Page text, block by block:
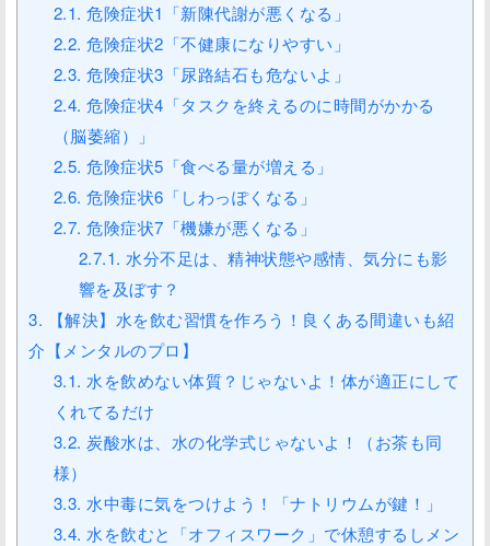
2.1. 危険症状1「新陳代謝が悪くなる」
2.2. 危険症状2「不健康になりやすい」
2.3. 危険症状3「尿路結石も危ないよ」
2.4. 危険症状4「タスクを終えるのに時間がかかる
（脳萎縮）」
2.5. 危険症状5「食べる量が増える」
2.6. 危険症状6「しわっぽくなる」
2.7. 危険症状7「機嫌が悪くなる」
2.7.1. 水分不足は、精神状態や感情、気分にも影
響を及ぼす？
3. 【解決】水を飲む習慣を作ろう！良くある間違いも紹
介【メンタルのプロ】
3.1. 水を飲めない体質？じゃないよ！体が適正にして
くれてるだけ
3.2. 炭酸水は、水の化学式じゃないよ！（お茶も同
様）
3.3. 水中毒に気をつけよう！「ナトリウムが鍵！」
3.4. 水を飲むと「オフィスワーク」で休憩するしメン